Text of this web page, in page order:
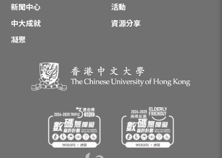
新聞中心
活動
中大成就
資源分享
凝聚